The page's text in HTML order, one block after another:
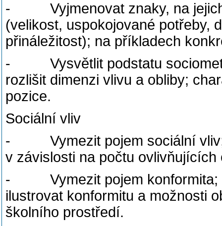
- Vyjmenovat znaky, na
(velikost, uspokojované potřeby,
přináležitost); na příkladech
- Vysvětlit podstatu
rozlišit dimenzi vlivu a obliby;
pozice.
Sociální vliv
- Vymezit pojem sociální vliv;
v závislosti na počtu
- Vymezit pojem konformita;
ilustrovat konformitu a možnosti
školního prostředí.